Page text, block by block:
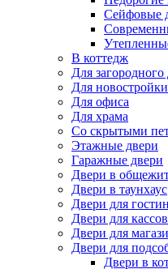
Сейфовые
В коттедж
Для загородного
Для новостройки
Для офиса
Для храма
Со скрытыми
Этажные двери
Гаражные двери
Двери в
Двери в таунхаус
Двери для
Двери для
Двери для
Двери для
Двери в